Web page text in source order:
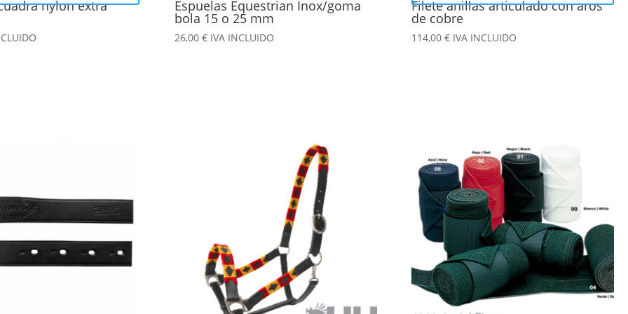
nylon extra Espuelas Equestrian Inox/goma
bola 15 o 25 mm
26,00 € IVA INCLUIDO
Filete anillas articulado con aros
de cobre
114,00€ IVA INCLUIDO
página
opciones
producto
tiene
múltiples
variantes.
Las
opciones
se
pueden